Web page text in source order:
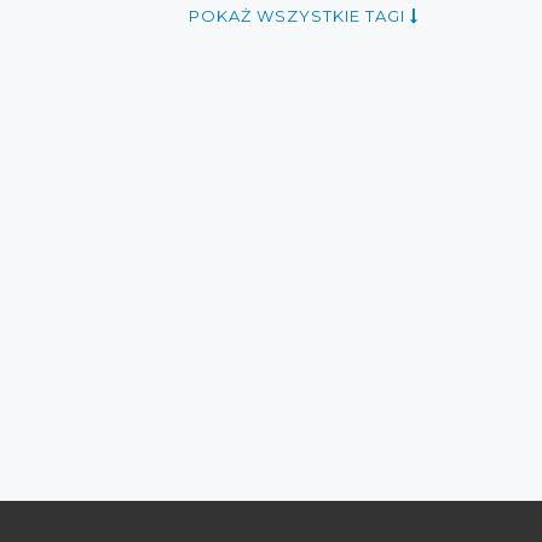
rabaty maj 2016 zniżki 2016
POKAŻ WSZYSTKIE TAGI